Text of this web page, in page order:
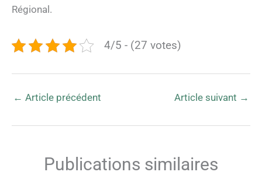
Régional.
4/5 - (27 votes)
← Article précédent Article suivant →
Publications similaires